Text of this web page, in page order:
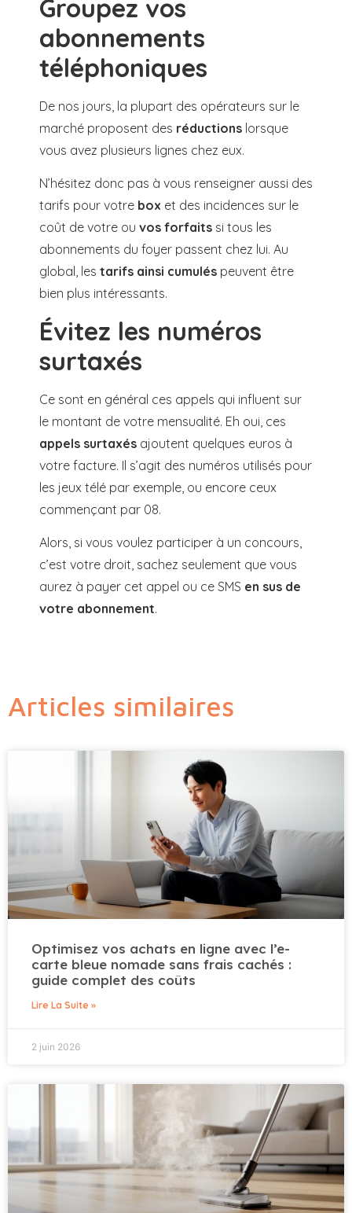
Groupez vos
abonnements
téléphoniques
De nos jours, la plupart des opérateurs sur le
marché proposent des réductions lorsque
vous avez plusieurs lignes chez eux.
N’hésitez donc pas à vous renseigner aussi des
tarifs pour votre box et des incidences sur le
coût de votre ou vos forfaits si tous les
abonnements du foyer passent chez lui. Au
global, les tarifs ainsi cumulés peuvent être
bien plus intéressants.
Évitez les numéros
surtaxés
Ce sont en général ces appels qui influent sur
le montant de votre mensualité. Eh oui, ces
appels surtaxés ajoutent quelques euros à
votre facture. Il s’agit des numéros utilisés pour
les jeux télé par exemple, ou encore ceux
commençant par 08.
Alors, si vous voulez participer à un concours,
c’est votre droit, sachez seulement que vous
aurez à payer cet appel ou ce SMS en sus de
votre abonnement.
Articles similaires
Optimisez vos achats en ligne avec l’e-
carte bleue nomade sans frais cachés :
guide complet des coûts
Lire La Suite »
2 juin 2026